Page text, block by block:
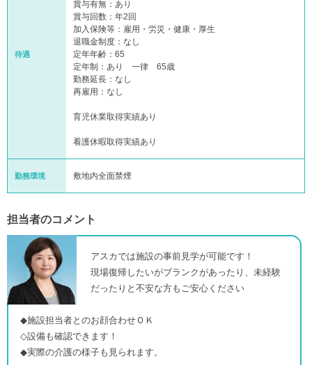
待遇
賞与有無：あり
賞与回数：年2回
加入保険等：雇用・労災・健康・厚生
退職金制度：なし
定年年齢：65
定年制：あり 一律 65歳
勤務延長：なし
再雇用：なし
育児休業取得実績あり
看護休暇取得実績あり
勤務環境 敷地内全面禁煙
担当者のコメント
アスカでは施設の事前見学が可能です！
現場復帰したいがブランクがあったり、未経験
だったりと不安な方もご安心ください
◆施設担当者とのお顔合わせＯＫ
◇設備も確認できます！
◆実際の介護の様子も見られます。